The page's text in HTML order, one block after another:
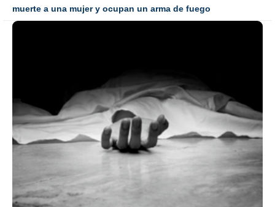
muerte a una mujer y ocupan un arma de fuego